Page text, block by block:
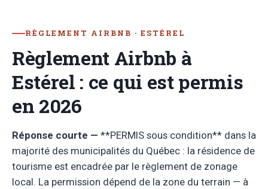
RÈGLEMENT AIRBNB · ESTÉREL
Règlement Airbnb à
Estérel : ce qui est permis
en 2026
Réponse courte — **PERMIS sous condition** dans la
majorité des municipalités du Québec : la résidence de
tourisme est encadrée par le règlement de zonage
local. La permission dépend de la zone du terrain — à